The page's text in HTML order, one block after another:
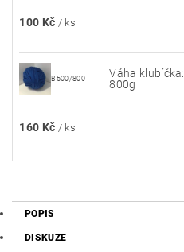
100 Kč / ks
B500/800
Váha klubíčka:
800g
160 Kč / ks
POPIS
DISKUZE